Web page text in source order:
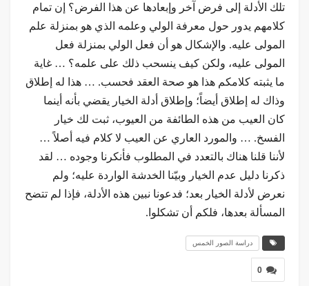
تلك الأدلة إلى فرض آخر وإبعادها عن هذا الفرض؟ إن تمام
كلامهم يدور حول معرفة الولي وعلمه الذي هو بمنزلة علم
المولى عليه. والإشكال هو أن فعل الولي بمنزلة فعل
المولى عليه، ولكن كيف ينسحب ذلك على علمه؟ … غاية
ما يثبته كلامكم هذا هو صحة العقد فحسب. … هذا له إطلاق
وذاك له إطلاق أيضاً؛ وإطلاق أدلة الخيار يقضي بأنه أينما
كان العيب من هذه الطائفة من العيوب، ثبت لك خيار
الفسخ. … والمورد العاري عن العيب لا كلام فيه أصلاً …
لأننا قلنا هناك بالتعدد في المطلوب فأنكرنا وجوده … لقد
ذكرنا دليل عدم الخيار وبيّنا الخدشة الواردة عليه؛ ولم
نعرض لأدلة الخيار بعد؛ فدعونا نبين هذه الأدلة، فإذا لم تتضح
المسألة بعدها، فلكم أن تشكلوا.
دراسة الصور الخمس
0